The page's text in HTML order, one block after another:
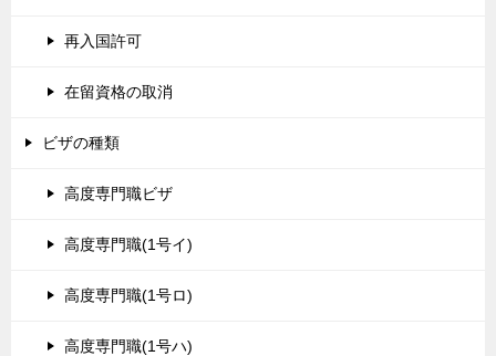
再入国許可
在留資格の取消
ビザの種類
高度専門職ビザ
高度専門職(1号イ)
高度専門職(1号ロ)
高度専門職(1号ハ)